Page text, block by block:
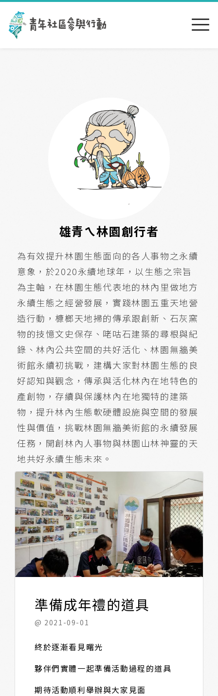
跳到主要內容區塊
雄青ㄟ林園創行者
為有效提升林園生態面向的各人事物之永續
意象，於2020永續地球年，以生態之宗旨
為主軸，在林園生態代表地的林內里做地方
永續生態之經營發展，實踐林園五重天地營
造行動，槺榔天地掃的傳承跟創新、石灰窯
物的技憶文史保存、咾咕石建築的尋根與紀
錄、林內公共空間的共好活化、林園無牆美
術館永續初挑戰，建構大家對林園生態的良
好認知與觀念，傳承與活化林內在地特色的
產創物，存續與保護林內在地獨特的建築
物，提升林內生態軟硬體設施與空間的發展
性與價值，挑戰林園無牆美術館的永續發展
任務，開創林內人事物與林園山林神靈的天
地共好永續生態未來。
準備成年禮的道具
@ 2021-09-01
終於逐漸看見曙光
夥伴們實體一起準備活動過程的道具
期待活動順利舉辦與大家見面